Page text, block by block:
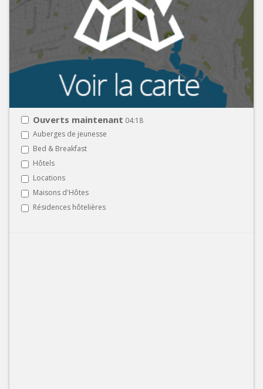
Ouverts maintenant 04:18
Auberges de jeunesse
Bed & Breakfast
Hôtels
Locations
Maisons d'Hôtes
Résidences hôtelières